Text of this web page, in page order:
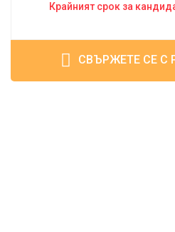
Крайният срок за
СВЪРЖЕТЕ СЕ С